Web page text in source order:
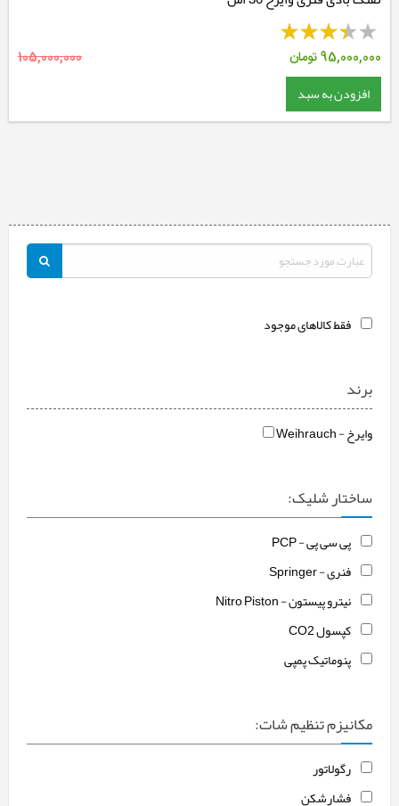
95,000,000تومان 105,000,000
افزودن به سبد
فقط کالاهای موجود
برند
وایرخ - Weihrauch
ساختار شلیک:
پی سی پی - PCP
فنری - Springer
نیترو پیستون - Nitro Piston
کپسول CO2
پنوماتیک پمپی
مکانیزم تنظیم شات:
رگولاتور
فشارشکن